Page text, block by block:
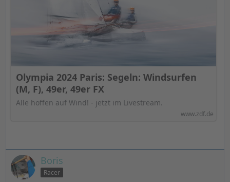
Olympia 2024 Paris: Segeln: Windsurfen
(M, F), 49er, 49er FX
Alle hoffen auf Wind! - jetzt im Livestream.
www.zdf.de
Boris
Racer